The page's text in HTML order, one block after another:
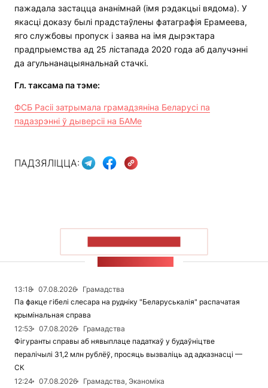
пажадала застацца ананімнай (імя рэдакцыі вядома). У
якасці доказу былі прадстаўлены фатаграфія Ерамеева,
яго службовы пропуск і заява на імя дырэктара
прадпрыемства ад 25 лістапада 2020 года аб далучэнні
да агульнанацыянальнай стачкі.
Гл. таксама па тэме:
ФСБ Расіі затрымала грамадзяніна Беларусі па
падазрэнні ў дыверсіі на БАМе
ПАДЗЯЛІЦЦА:
13:18 07.08.2026
Грамадства
Па факце гібелі слесара на рудніку "Беларуськалія" распачатая
крымінальная справа
12:53
07.08.2026
Грамадства
Фігуранты справы аб нявыплаце падаткаў у будаўніцтве
пералічылі 31,2 млн рублёў, просяць вызваліць ад адказнасці —
СК
12:24
07.08.2026
Грамадства, Эканоміка